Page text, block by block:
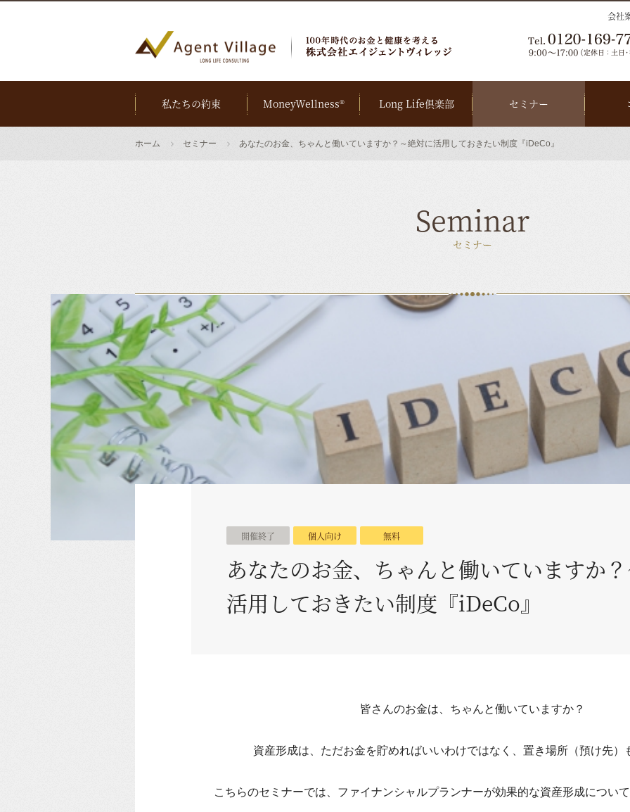
会社
私たちの約束 MoneyWellness® Long Life倶楽部 セミナー
ホーム セミナー あなたのお金、ちゃんと働いていますか？～絶対に活用しておきたい制度『iDeCo』
Seminar
セミナー
開催終了 個人向け 無料
あなたのお金、ちゃんと働いていますか
活用しておきたい制度『iDeCo』
皆さんのお金は、ちゃんと働いていますか？
資産形成は、ただお金を貯めればいいわけではなく、置き場所（預け先）
こちらのセミナーでは、ファイナンシャルプランナーが効果的な資産形成につい